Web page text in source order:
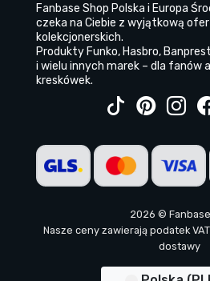
Fanbase Shop Polska i Europa
czeka na Ciebie z wyjątkową
kolekcjonerskich.
Produkty Funko, Hasbro,
i wielu innych marek – dla fanów
kreskówek.
2026 © Fanbase
Nasze ceny zawierają podatek
dostawy